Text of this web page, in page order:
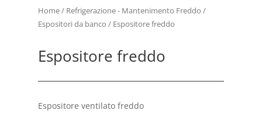
Home/ Refrigerazione - Mantenimento Freddo /
Espositori da banco / Espositore freddo
Espositore freddo
Espositore ventilato freddo